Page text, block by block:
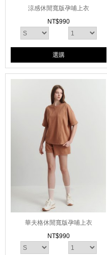
涼感休閒寬版孕哺上衣
NT$990
選購
華夫格休閒寬版孕哺上衣
NT$990